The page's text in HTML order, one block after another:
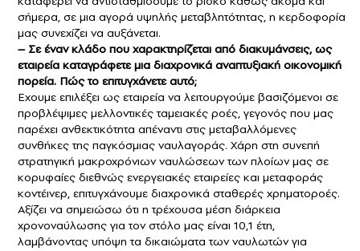
σήμερα, σε μια αγορά υψηλής μεταβλητότητας, η κερδοφορία
μας συνεχίζει να αυξάνεται.
– Σε έναν κλάδο που χαρακτηρίζεται από διακυμάνσεις, ως
εταιρεία καταγράφετε μια διαχρονικά αναπτυξιακή οικονομική
πορεία. Πώς το επιτυγχάνετε αυτό;
Εχουμε επιλέξει ως εταιρεία να λειτουργούμε βασιζόμενοι σε
προβλέψιμες μελλοντικές ταμειακές ροές, γεγονός που μας
παρέχει ανθεκτικότητα απέναντι στις μεταβαλλόμενες
συνθήκες της παγκόσμιας ναυλαγοράς. Χάρη στη συνεπή
στρατηγική μακροχρόνιων ναυλώσεων των πλοίων μας σε
κορυφαίες διεθνώς ενεργειακές εταιρείες και μεταφοράς
κοντέινερ, επιτυγχάνουμε διαχρονικά σταθερές χρηματοροές.
Αξίζει να σημειώσω ότι η τρέχουσα μέση διάρκεια
χρονοναύλωσης για τον στόλο μας είναι 10,1 έτη,
λαμβάνοντας υπόψη τα δικαιώματα των ναυλωτών για